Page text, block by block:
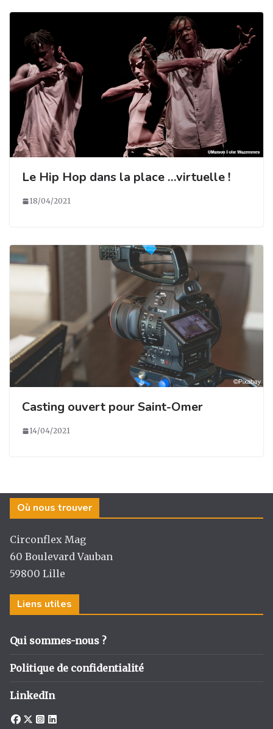
Le Hip Hop dans la place …virtuelle !
18/04/2021
Casting ouvert pour Saint-Omer
14/04/2021
Où nous trouver
Circonflex Mag
60 Boulevard Vauban
59800 Lille
Liens utiles
Qui sommes-nous ?
Politique de confidentialité
LinkedIn